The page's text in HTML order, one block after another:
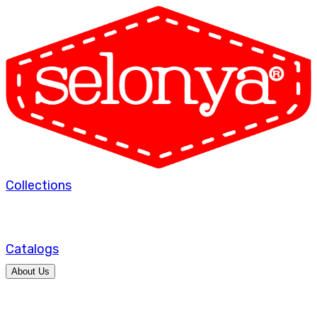
Collections
Catalogs
About Us